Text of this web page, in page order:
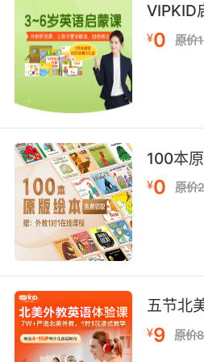
中的用法。
利用游戏激发兴趣 游戏是
一。可以设计一些与名词
戏，例如“找主人”游戏。
用“ours”来描述哪些物品
不仅能够学习语法知识
结合歌曲和童谣 音乐是帮
工具。可以找一些包含名
童谣，让孩子在听和唱的
的用法。例如，选择一些
子跟着唱并注意歌词中的
鼓励孩子造句 造句是巩固
如：“This house is ours.”
ours.” 通过造句，孩子可以
法，并将其应用到实际表达
VIPKID
¥0 原价
100本
¥0 原价
五节北
¥9 原价